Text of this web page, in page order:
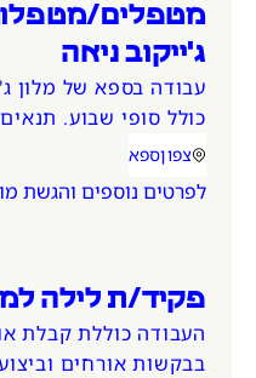
מטפלים/
ג'ייקוב ניאה
עבודה בספא של מלון
כולל סופי שבוע.
אזור המשרה
צפוןקטגוריית משרה
ספא
לפרטים נוספים והגשת
פקיד/ת לילה
העבודה כוללת קבלת
בבקשות אורחים